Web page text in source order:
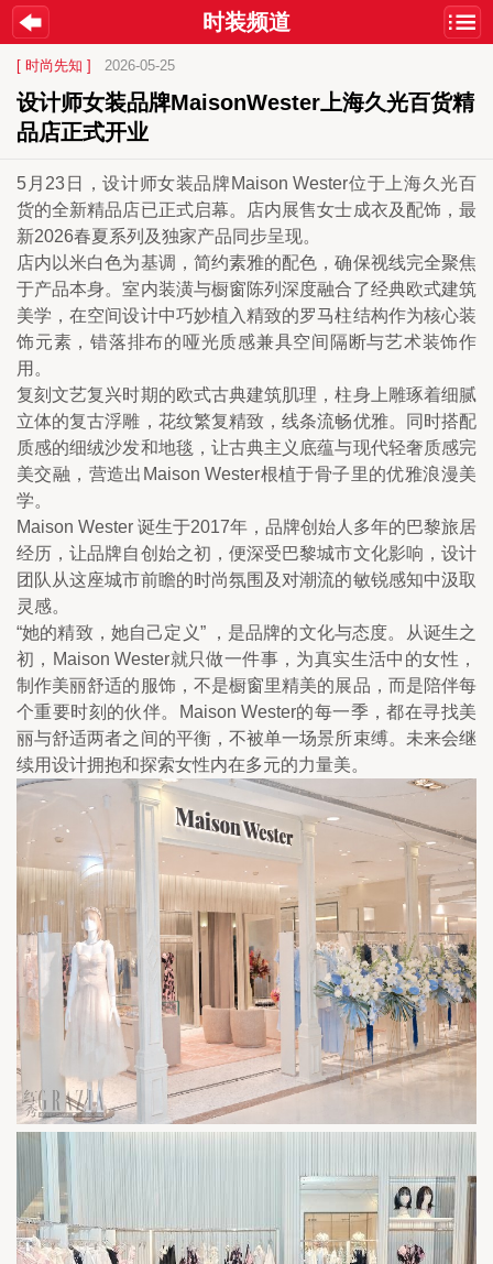
时装频道
[ 时尚先知 ] 2026-05-25
设计师女装品牌MaisonWester上海久光百货精
品店正式开业
5月23日，设计师女装品牌Maison Wester位于上海久光百
货的全新精品店已正式启幕。店内展售女士成衣及配饰，最
新2026春夏系列及独家产品同步呈现。
店内以米白色为基调，简约素雅的配色，确保视线完全聚焦
于产品本身。室内装潢与橱窗陈列深度融合了经典欧式建筑
美学，在空间设计中巧妙植入精致的罗马柱结构作为核心装
饰元素，错落排布的哑光质感兼具空间隔断与艺术装饰作
用。
复刻文艺复兴时期的欧式古典建筑肌理，柱身上雕琢着细腻
立体的复古浮雕，花纹繁复精致，线条流畅优雅。同时搭配
质感的细绒沙发和地毯，让古典主义底蕴与现代轻奢质感完
美交融，营造出Maison Wester根植于骨子里的优雅浪漫美
学。
Maison Wester 诞生于2017年，品牌创始人多年的巴黎旅居
经历，让品牌自创始之初，便深受巴黎城市文化影响，设计
团队从这座城市前瞻的时尚氛围及对潮流的敏锐感知中汲取
灵感。
“她的精致，她自己定义” ，是品牌的文化与态度。从诞生之
初，Maison Wester就只做一件事，为真实生活中的女性，
制作美丽舒适的服饰，不是橱窗里精美的展品，而是陪伴每
个重要时刻的伙伴。Maison Wester的每一季，都在寻找美
丽与舒适两者之间的平衡，不被单一场景所束缚。未来会继
续用设计拥抱和探索女性内在多元的力量美。